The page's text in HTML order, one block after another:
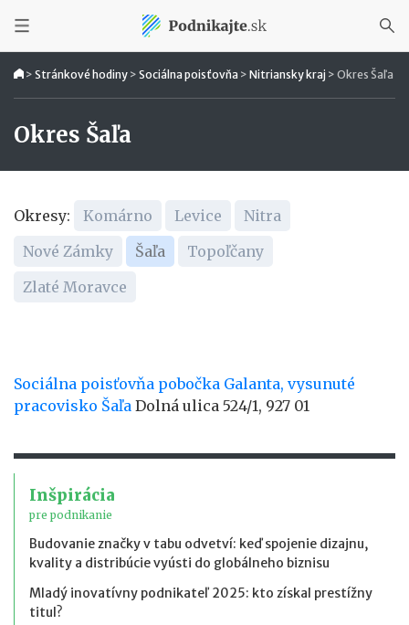
> Stránkové hodiny > Sociálna poisťovňa > Nitriansky kraj > Okres Šaľa
Okres Šaľa
Okresy: Komárno Levice
Nitra
Nové Zámky
Šaľa
Topoľčany
Zlaté Moravce
Sociálna poisťovňa pobočka Galanta, vysunuté
pracovisko Šaľa Dolná ulica 524/1, 927 01
Inšpirácia
pre podnikanie
Budovanie značky v tabu odvetví: keď spojenie dizajnu,
kvality a distribúcie vyústi do globálneho biznisu
Mladý inovatívny podnikateľ 2025: kto získal prestížny
titul?